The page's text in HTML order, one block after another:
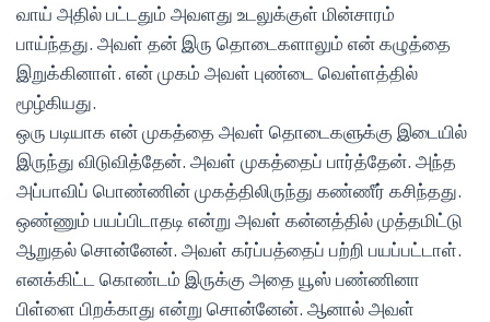
வாய் அதில் பட்டதும் அவளது உடலுக்குள் மின்சாரம்
பாய்ந்தது. அவள் தன் இரு தொடைகளாலும் என் கழுத்தை
இறுக்கினாள். என் முகம் அவள் புண்டை வெள்ளத்தில்
மூழ்கியது.
ஒரு படியாக என் முகத்தை அவள் தொடைகளுக்கு இடையில்
இருந்து விடுவித்தேன். அவள் முகத்தைப் பார்த்தேன். அந்த
அப்பாவிப் பொண்ணின் முகத்திலிருந்து கண்ணீர் கசிந்தது.
ஒண்ணும் பயப்பிடாதடி என்று அவள் கன்னத்தில் முத்தமிட்டு
ஆறுதல் சொன்னேன். அவள் கர்ப்பத்தைப் பற்றி பயப்பட்டாள்.
எனக்கிட்ட கொண்டம் இருக்கு அதை யூஸ் பண்ணினா
பிள்ளை பிறக்காது என்று சொன்னேன். ஆனால் அவள்